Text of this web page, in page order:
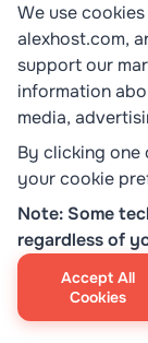
terpisah
dengan
konfigurasi
homing Anda
0 0
HEMAT
We use
alexhost.com,
support our
information
media,
By clicking
your cookie
Note: Some
regardless of
Accept All
Cookies